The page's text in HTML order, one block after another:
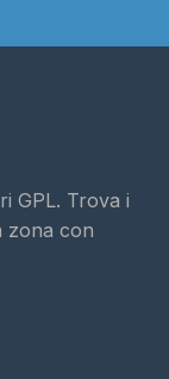
GPL. Trova i
zona con